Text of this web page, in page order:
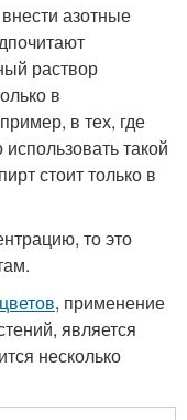
азотные
раствор
в
в тех, где
такой
стоит только в
то это
, применение
является
несколько